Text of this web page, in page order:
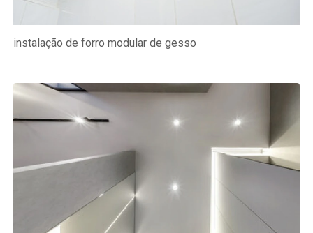
instalação de forro modular de gesso